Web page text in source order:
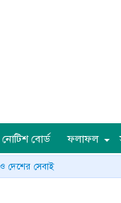
নোটিশ বোর্ড ফলাফল
দেশের সেবাই